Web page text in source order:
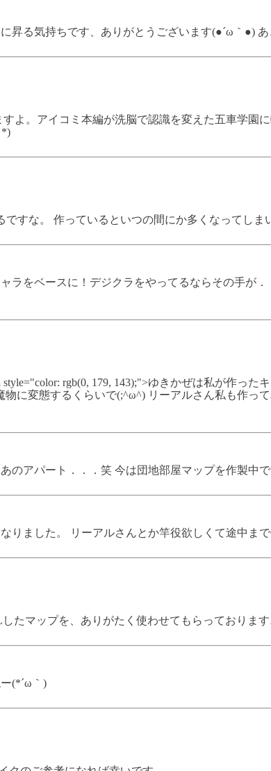
昇る気持ちです、ありがとうございます(●´ω｀●)
よ。アイコミ本編が洗脳で認識を変えた五車学園
*)
すな。 作っているといつの間にか多くなってし
ラをベースに！デジクラをやってるならその手が
style="color: rgb(0, 179, 143);">ゆきかぜは私が作
に変態するくらいで(;^ω^) リーアルさん私も作っ
アパート．．．笑 今は団地部屋マップを作製中
りました。 リーアルさんとか竿役欲しくて途中
たマップを、ありがたく使わせてもらっております
(*´ω｀)